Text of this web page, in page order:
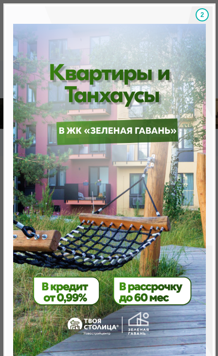
Скидки на новостройки, бонусы Готовые
Главная База новостроек Минска «Минск Мир»
18.8 «Турин» квартал "Чемпионов"
18.8 «Турин» квартал
"Чемпионов"
нет в продаже
Минск, Октябрьский, ул. Николы Теслы
метро «Ковальская Слобода», 566 м
1